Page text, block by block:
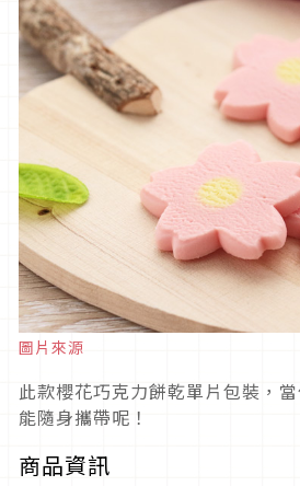
圖片來源
此款櫻花巧克力餅乾單片包裝，
能隨身攜帶呢！
商品資訊